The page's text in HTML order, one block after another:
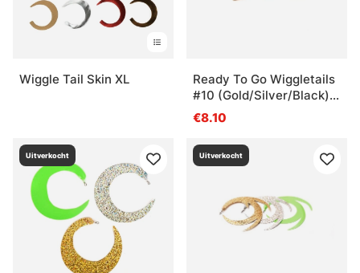
Wiggle Tail Skin XL
Ready To Go Wiggletails
#10 (Gold/Silver/Black)
XL
€8.10
Uitverkocht Uitverkocht